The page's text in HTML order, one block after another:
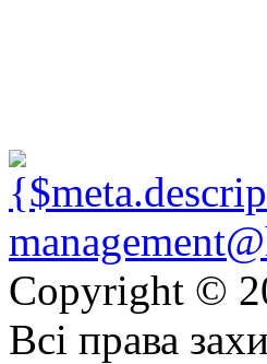
Copyright ©
Всі права